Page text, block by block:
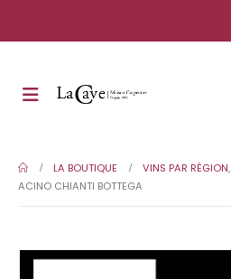
LA BOUTIQUE VINS PAR RÉGION,
ACINO CHIANTI BOTTEGA